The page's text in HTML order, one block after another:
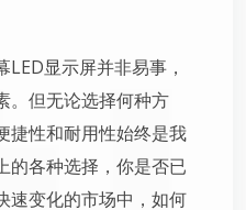
显示屏并非易事，
。但无论选择何种方
捷性和耐用性始终是我
的各种选择，你是否已
速变化的市场中，如何